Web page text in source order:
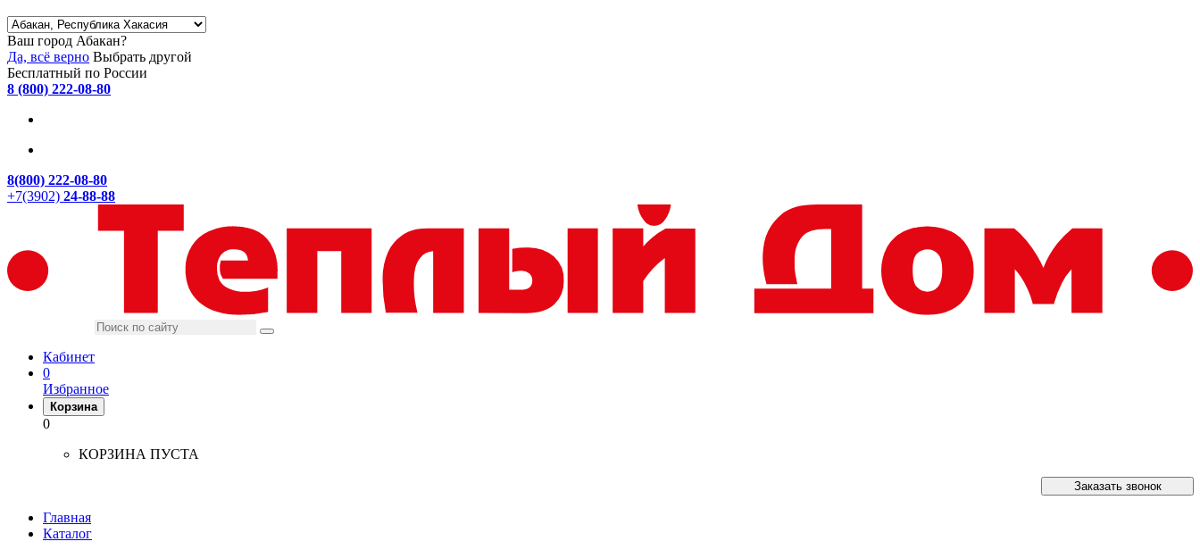
Ваш город Абакан?
Да, всё верно Выбрать другой
Бесплатный по России
8 (800) 222-08-80
8(800) 222-08-80
+7(3902) 24-88-88
Кабинет
0
Избранное
Корзина
0
КОРЗИНА ПУСТА
Заказать звонок
Главная
Каталог